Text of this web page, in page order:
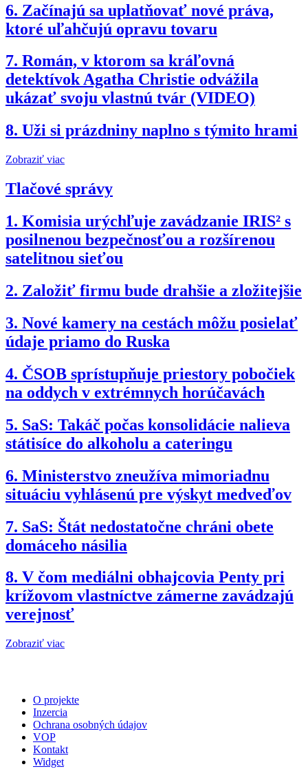
6. Začínajú sa uplatňovať nové práva,
ktoré uľahčujú opravu tovaru
7. Román, v ktorom sa kráľovná
detektívok Agatha Christie odvážila
ukázať svoju vlastnú tvár (VIDEO)
8. Uži si prázdniny naplno s týmito hrami
Zobraziť viac
Tlačové správy
1. Komisia urýchľuje zavádzanie IRIS² s
posilnenou bezpečnosťou a rozšírenou
satelitnou sieťou
2. Založiť firmu bude drahšie a zložitejšie
3. Nové kamery na cestách môžu posielať
údaje priamo do Ruska
4. ČSOB sprístupňuje priestory pobočiek
na oddych v extrémnych horúčavách
5. SaS: Takáč počas konsolidácie nalieva
státisíce do alkoholu a cateringu
6. Ministerstvo zneužíva mimoriadnu
situáciu vyhlásenú pre výskyt medveďov
7. SaS: Štát nedostatočne chráni obete
domáceho násilia
8. V čom mediálni obhajcovia Penty pri
krížovom vlastníctve zámerne zavádzajú
verejnosť
Zobraziť viac
O projekte
Inzercia
Ochrana osobných údajov
VOP
Kontakt
Widget